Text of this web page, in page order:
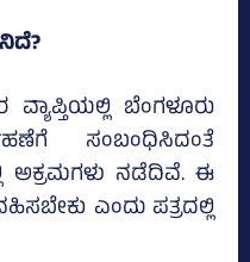
ವ್ಯಾಪ್ತಿಯಲ್ಲಿ ಬೆಂಗಳೂರು
ಸಂಬಂಧಿಸಿದಂತೆ
ಅಕ್ರಮಗಳು ನಡೆದಿವೆ. ಈ
ಎಂದು ಪತ್ರದಲ್ಲಿ